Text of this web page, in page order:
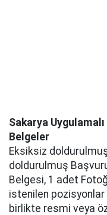
Sakarya
Belgeler
Eksiksiz
doldurulmuş
Belgesi, 1 adet
istenilen
birlikte resmi veya